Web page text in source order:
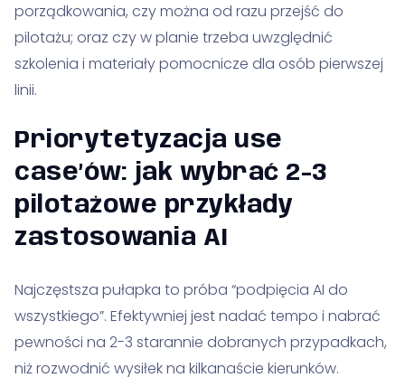
porządkowania, czy można od razu przejść do
pilotażu; oraz czy w planie trzeba uwzględnić
szkolenia i materiały pomocnicze dla osób pierwszej
linii.
Priorytetyzacja use
case’ów: jak wybrać 2-3
pilotażowe przykłady
zastosowania AI
Najczęstsza pułapka to próba “podpięcia AI do
wszystkiego”. Efektywniej jest nadać tempo i nabrać
pewności na 2-3 starannie dobranych przypadkach,
niż rozwodnić wysiłek na kilkanaście kierunków.